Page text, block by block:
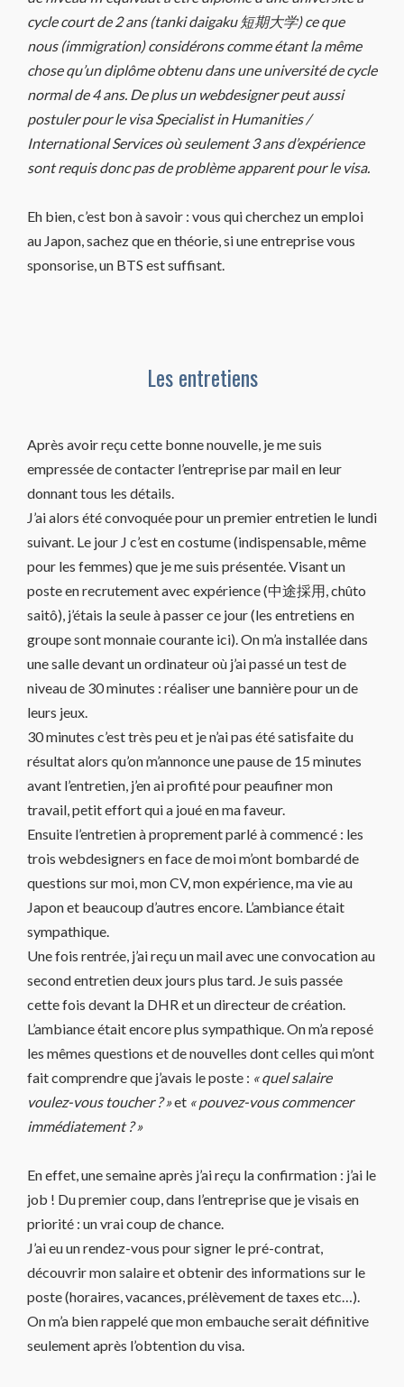
cycle court de 2 ans (tanki daigaku 短期大学) ce que
nous (immigration) considérons comme étant la même
chose qu’un diplôme obtenu dans une université de cycle
normal de 4 ans. De plus un webdesigner peut aussi
postuler pour le visa Specialist in Humanities /
International Services où seulement 3 ans d’expérience
sont requis donc pas de problème apparent pour le visa.
Eh bien, c’est bon à savoir : vous qui cherchez un emploi
au Japon, sachez que en théorie, si une entreprise vous
sponsorise, un BTS est suffisant.
Les entretiens
Après avoir reçu cette bonne nouvelle, je me suis
empressée de contacter l’entreprise par mail en leur
donnant tous les détails.
J’ai alors été convoquée pour un premier entretien le lundi
suivant. Le jour J c’est en costume (indispensable, même
pour les femmes) que je me suis présentée. Visant un
poste en recrutement avec expérience (中途採用, chûto
saitô), j’étais la seule à passer ce jour (les entretiens en
groupe sont monnaie courante ici). On m’a installée dans
une salle devant un ordinateur où j’ai passé un test de
niveau de 30 minutes : réaliser une bannière pour un de
leurs jeux.
30 minutes c’est très peu et je n’ai pas été satisfaite du
résultat alors qu’on m’annonce une pause de 15 minutes
avant l’entretien, j’en ai profité pour peaufiner mon
travail, petit effort qui a joué en ma faveur.
Ensuite l’entretien à proprement parlé à commencé : les
trois webdesigners en face de moi m’ont bombardé de
questions sur moi, mon CV, mon expérience, ma vie au
Japon et beaucoup d’autres encore. L’ambiance était
sympathique.
Une fois rentrée, j’ai reçu un mail avec une convocation au
second entretien deux jours plus tard. Je suis passée
cette fois devant la DHR et un directeur de création.
L’ambiance était encore plus sympathique. On m’a reposé
les mêmes questions et de nouvelles dont celles qui m’ont
fait comprendre que j’avais le poste : « quel salaire
voulez-vous toucher ? »et « pouvez-vous commencer
immédiatement ? »
En effet, une semaine après j’ai reçu la confirmation : j’ai le
job ! Du premier coup, dans l’entreprise que je visais en
priorité : un vrai coup de chance.
J’ai eu un rendez-vous pour signer le pré-contrat,
découvrir mon salaire et obtenir des informations sur le
poste (horaires, vacances, prélèvement de taxes etc…).
On m’a bien rappelé que mon embauche serait définitive
seulement après l’obtention du visa.